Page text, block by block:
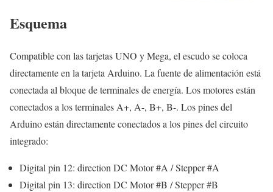
Esquema
Compatible con las tarjetas UNO y Mega, el escudo se coloca
directamente en la tarjeta Arduino. La fuente de alimentación está
conectada al bloque de terminales de energía. Los motores están
conectados a los terminales A+, A-, B+, B-. Los pines del
Arduino están directamente conectados a los pines del circuito
integrado:
Digital pin 12: direction DC Motor #A / Stepper #A
Digital pin 13: direction DC Motor #B / Stepper #B